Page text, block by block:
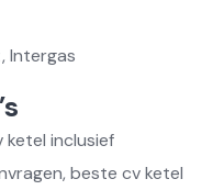
Intergas
ketel inclusief
beste cv ketel